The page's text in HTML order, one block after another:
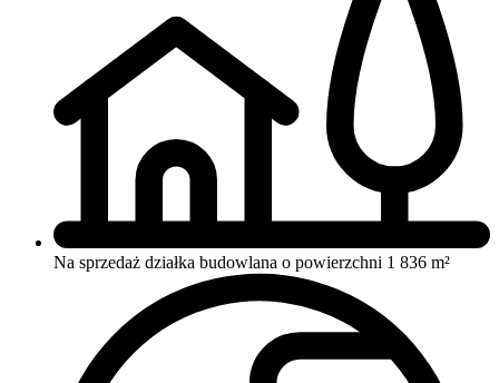
Na sprzedaż działka budowlana o powierzchni 1 836 m²